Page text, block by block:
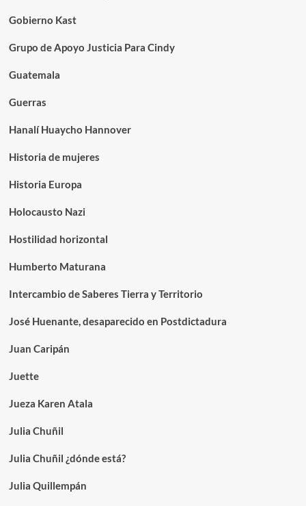
Gobierno Kast
Grupo de Apoyo Justicia Para Cindy
Guatemala
Guerras
Hanalí Huaycho Hannover
Historia de mujeres
Historia Europa
Holocausto Nazi
Hostilidad horizontal
Humberto Maturana
Intercambio de Saberes Tierra y Territorio
José Huenante, desaparecido en Postdictadura
Juan Caripán
Juette
Jueza Karen Atala
Julia Chuñil
Julia Chuñil ¿dónde está?
Julia Quillempán